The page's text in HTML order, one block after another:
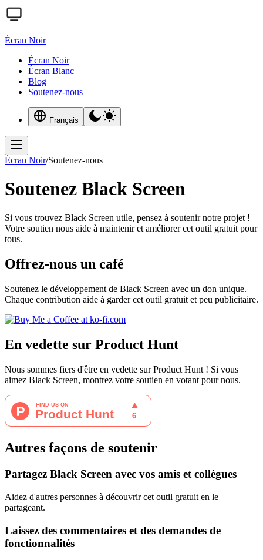
Écran Noir
Écran Noir
Écran Blanc
Blog
Soutenez-nous
Français
Écran Noir/Soutenez-nous
Soutenez Black Screen
Si vous trouvez Black Screen utile, pensez à soutenir notre projet !
Votre soutien nous aide à maintenir et améliorer cet outil gratuit pour
tous.
Offrez-nous un café
Soutenez le développement de Black Screen avec un don unique.
Chaque contribution aide à garder cet outil gratuit et peu publicitaire.
En vedette sur Product Hunt
Nous sommes fiers d'être en vedette sur Product Hunt ! Si vous
aimez Black Screen, montrez votre soutien en votant pour nous.
Autres façons de soutenir
Partagez Black Screen avec vos amis et collègues
Aidez d'autres personnes à découvrir cet outil gratuit en le
partageant.
Laissez des commentaires et des demandes de
fonctionnalités